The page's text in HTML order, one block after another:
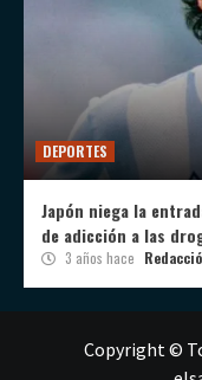
DEPORTES
Japón niega la
de adicción a las
3 años hace
Copyright ©